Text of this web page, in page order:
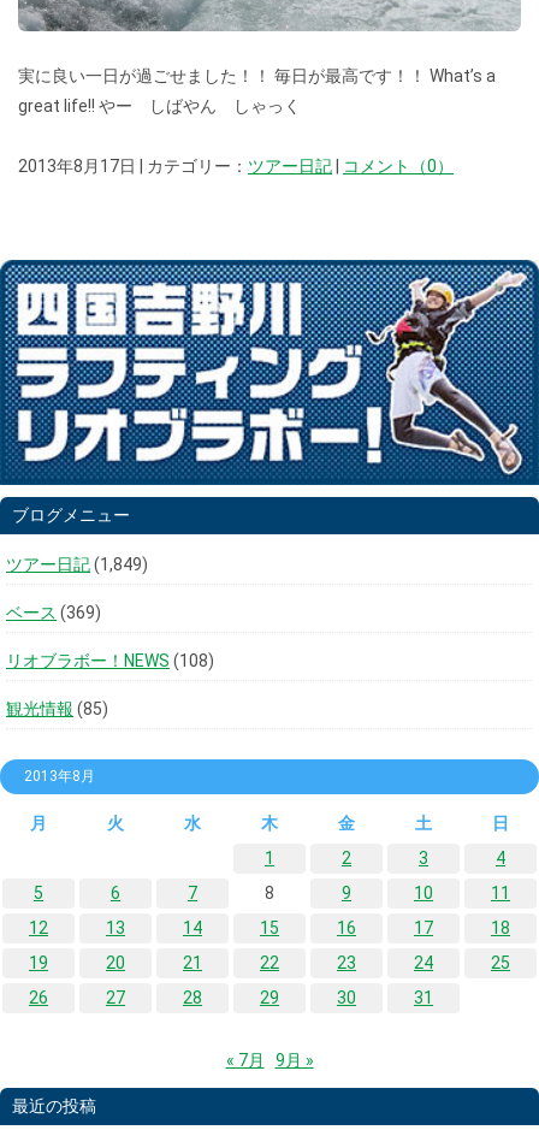
実に良い一日が過ごせました！！ 毎日が最高です！！ What’s a
great life!! やー しばやん しゃっく
2013年8月17日 | カテゴリー： ツアー日記 コメント（0）
ブログメニュー
ツアー日記(1,849)
ベース (369)
リオブラボー！NEWS (108)
観光情報 (85)
2013年8月
月 火 水 木 金 土
日
1
2 3
4
5
6 7 8 9 10
11
12
13 14 15 16 17
18
19
20 21 22 23 24
25
26
27 28 29 30 31
« 7月 9月 »
最近の投稿